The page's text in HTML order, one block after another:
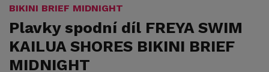
BIKINI BRIEF MIDNIGHT
Plavky spodní díl FREYA SWIM
KAILUA SHORES BIKINI BRIEF
MIDNIGHT